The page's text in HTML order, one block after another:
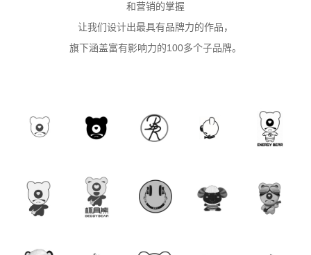
和营销的掌握
让我们设计出最具有品牌力的作品，
旗下涵盖富有影响力的100多个子品牌。